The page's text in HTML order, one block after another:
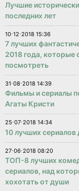
Лучшие
последних лет
10⋅12⋅2018 15:36
7 лучших
2018 года, которые
посмотреть
31⋅08⋅2018 14:39
Фильмы и сериалы
Агаты Кристи
25⋅07⋅2018 14:34
10 лучших сериалов
27⋅06⋅2018 08:20
ТОП-8 лучших
сериалов, над
хохотать от души